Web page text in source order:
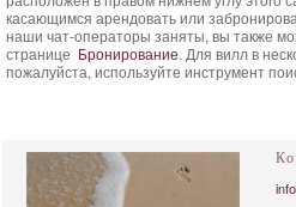
касающимся арендовать или
наши чат-операторы заняты, вы также
странице Бронирование. Для вилл в
пожалуйста, используйте инструмент